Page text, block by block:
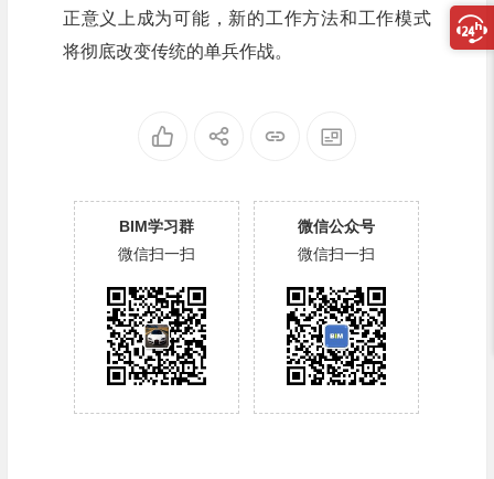
正意义上成为可能，新的工作方法和工作模式
将彻底改变传统的单兵作战。
BIM学习群
微信扫一扫
微信公众号
微信扫一扫